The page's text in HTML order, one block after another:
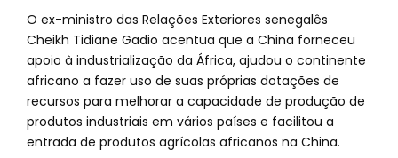
O ex-ministro das Relações Exteriores senegalês
Cheikh Tidiane Gadio acentua que a China forneceu
apoio à industrialização da África, ajudou o continente
africano a fazer uso de suas próprias dotações de
recursos para melhorar a capacidade de produção de
produtos industriais em vários países e facilitou a
entrada de produtos agrícolas africanos na China.